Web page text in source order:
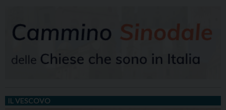
IL VESCOVO